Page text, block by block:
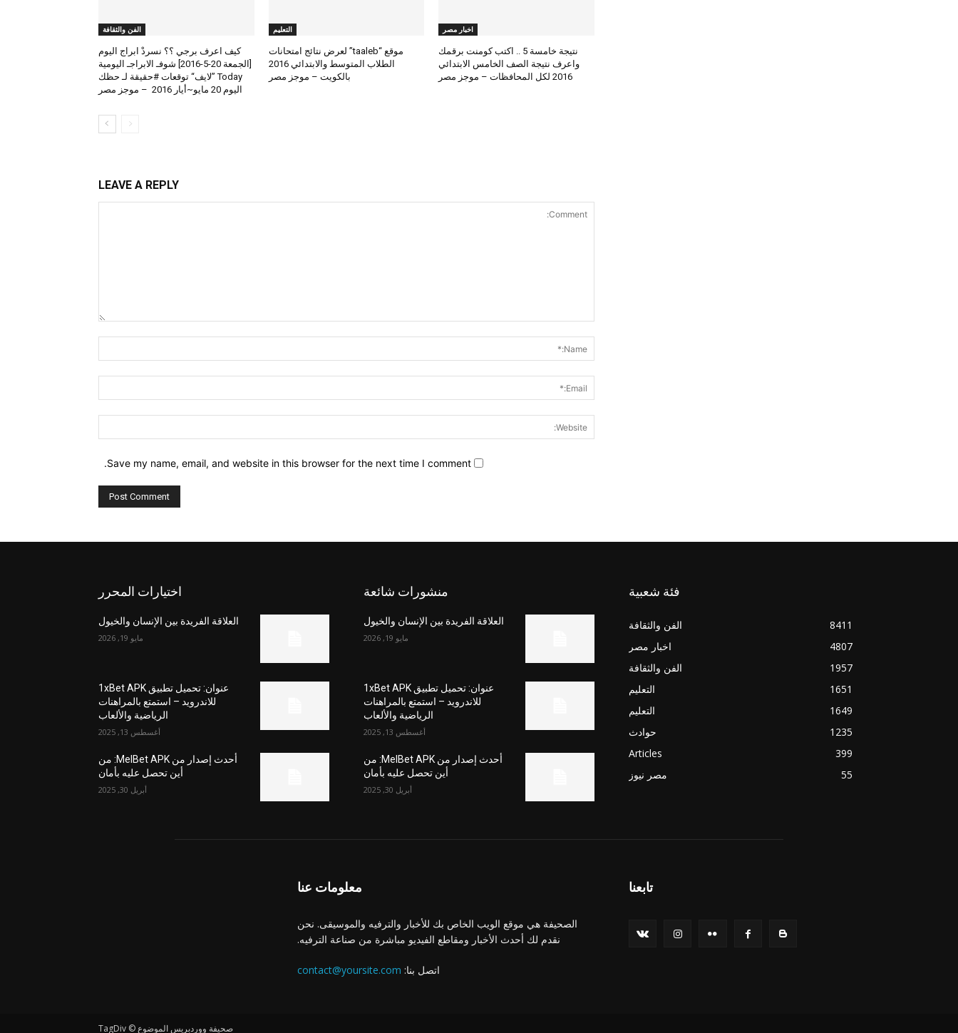
اخبار مصر
نتيجة خامسة 5 .. اكتب كومنت برقمك
واعرف نتيجة الصف الخامس الابتدائي
2016 لكل المحافظات – موجز مصر
التعليم
موقع “taaleb” لعرض نتائج امتحانات
الطلاب المتوسط والابتدائي 2016
بالكويت – موجز مصر
الفن والثقافة
كيف اعرف برجي ؟؟ نسردْ ابراج اليوم
[الجمعة 20-5-2016] شوفـ الابراجـ اليومية
Today ”لايف“ توقعات #حقيقة لـ حظك
اليوم 20 مايو~أيار 2016 – موجز مصر
LEAVE A REPLY
Save my name, email, and website in this browser for the next time I comment.
اختيارات المحرر
العلاقة الفريدة بين الإنسان والخيول
مايو 19, 2026
عنوان: تحميل تطبيق 1xBet APK
للاندرويد – استمتع بالمراهنات
الرياضية والألعاب
أغسطس 13, 2025
أحدث إصدار من MelBet APK: من
أين تحصل عليه بأمان
أبريل 30, 2025
منشورات شائعة
العلاقة الفريدة بين الإنسان والخيول
مايو 19, 2026
عنوان: تحميل تطبيق 1xBet APK
للاندرويد – استمتع بالمراهنات
الرياضية والألعاب
أغسطس 13, 2025
أحدث إصدار من MelBet APK: من
أين تحصل عليه بأمان
أبريل 30, 2025
فئة شعبية
الفن والثقافة
8411
اخبار مصر
4807
الفن والثقافة
1957
التعليم
1651
التعليم
1649
حوادث
1235
Articles
399
مصر نيوز
55
معلومات عنا
الصحيفة هي موقع الويب الخاص بك للأخبار والترفيه والموسيقى. نحن
نقدم لك أحدث الأخبار ومقاطع الفيديو مباشرة من صناعة الترفيه.
اتصل بنا: contact@yoursite.com
تابعنا
صحيفة ووردبريس الموضوع © TagDiv